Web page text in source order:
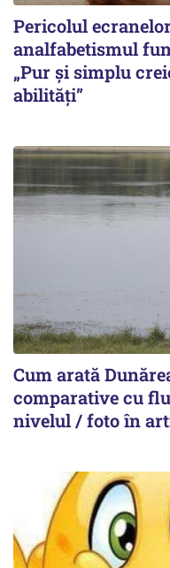
Pericolul
analfabetismul
„Pur și simplu
abilități”
Cum arată
comparative cu
nivelul / foto în